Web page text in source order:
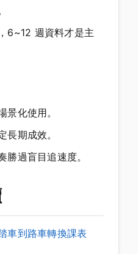
6~12 週資料才是主
景化使用。
長期成效。
勝過盲目追速度。
車到路車轉換課表